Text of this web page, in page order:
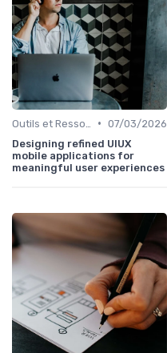
• 07/03/2026
Designing refined UIUX
mobile applications for
meaningful user experiences